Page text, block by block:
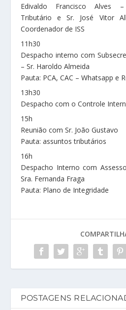
Edivaldo Francisco Alves
Tributário e Sr. José Vitor
Coordenador de ISS
11h30
Despacho interno com
– Sr. Haroldo Almeida
Pauta: PCA, CAC – Whatsapp e
13h30
Despacho com o Controle
15h
Reunião com Sr. João Gustavo
Pauta: assuntos tributários
16h
Despacho Interno com
Sra. Fernanda Fraga
Pauta: Plano de Integridade
POSTAGENS